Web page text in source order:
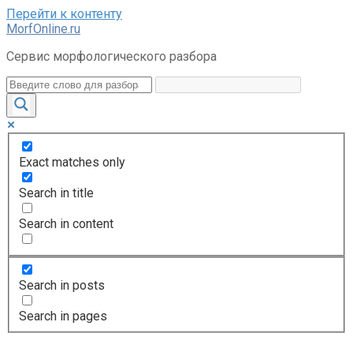
Перейти к контенту
MorfOnline.ru
Сервис морфологического разбора
Exact matches only
Search in title
Search in content
Search in posts
Search in pages